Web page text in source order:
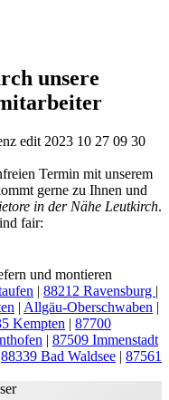
unsere
Termin mit unserem
gerne zu Ihnen und
in der Nähe Leutkirch.
fair:
und montieren
| 88212 Ravensburg |
| Allgäu-Oberschwaben |
Kempten | 87700
| 87509 Immenstadt
88339 Bad Waldsee | 87561